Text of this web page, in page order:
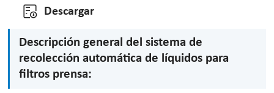
Descargar
Descripción general del sistema de
recolección automática de líquidos para
filtros prensa: